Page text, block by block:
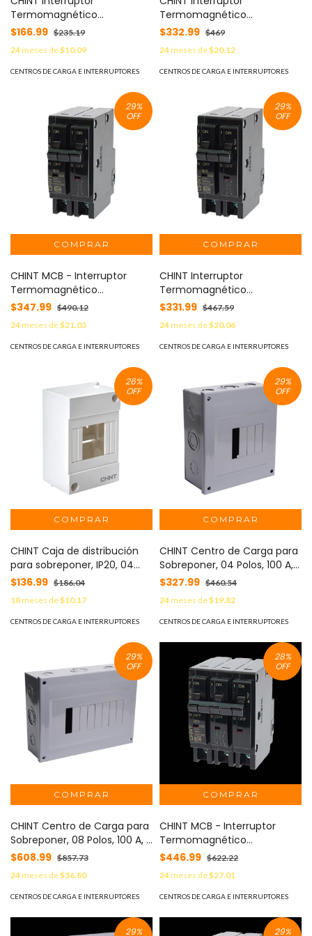
Termomagnético
Enchufable, Serie: B2Q, 1P,
60A, 120/240V (SKU:1002270)
MOD: B2QP160E
$166.99 $235.19
24meses de$10.09
CENTROS DE CARGA E INTERRUPTORES
Termomagnético
Enchufable, Serie: B2Q, 2P,
60A, 240V (SKU:1002286)
MOD: B2QP260E
$332.99 $469
24meses de$20.12
CENTROS DE CARGA E INTERRUPTORES
29%
OFF
CHINT MCB - Interruptor
Termomagnético
Enchufable, Serie: B2Q, 2P,
50A, 240V (SKU:1002285)
MOD: B2QP250E
$347.99 $490.12
24meses de$21.03
CENTROS DE CARGA E INTERRUPTORES
29%
OFF
CHINT Interruptor
Termomagnético
Enchufable, Serie: B2Q, 2P,
40A, 240V (SKU:1002283)
MOD: B2QP240E
$331.99 $467.59
24meses de$20.06
CENTROS DE CARGA E INTERRUPTORES
26%
OFF
CHINT Caja de distribución
para sobreponer, IP20, 04
módulos (SKU:8101001) MOD:
$136.99 $186.04
18meses de$10.17
CENTROS DE CARGA E INTERRUPTORES
29%
OFF
CHINT Centro de Carga para
Sobreponer, 04 Polos, 100 A, 1
Fase 3 Hilos, 120/240 V AC,
60Hz MOD: C2Q04S
$327.99 $460.54
24meses de$19.82
CENTROS DE CARGA E INTERRUPTORES
29%
OFF
CHINT Centro de Carga para
Sobreponer, 08 Polos, 100 A, 1
Fase 3 Hilos, 120/240 V AC,
60Hz MOD: C2Q08S
$608.99 $857.73
24meses de$36.80
CENTROS DE CARGA E INTERRUPTORES
28%
OFF
CHINT MCB - Interruptor
Termomagnético
Enchufable, Serie: B2Q, 3P,
15A, 240V (SKU:1002294)
MOD: B2QP315E
$446.99 $622.22
24meses de$27.01
CENTROS DE CARGA E INTERRUPTORES
29%
29%